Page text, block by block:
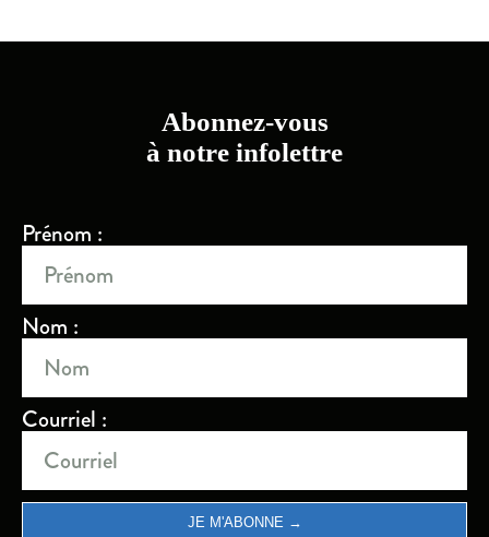
Abonnez-vous
à notre infolettre
Prénom :
Nom :
Courriel :